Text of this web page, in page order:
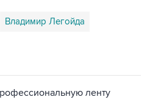
Владимир Легойда
ленту